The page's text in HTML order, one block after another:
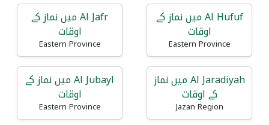
Al Hufuf میں نماز کے
اوقات
Eastern Province
Al Jafr میں نماز کے
اوقات
Eastern Province
Al Jaradiyah میں نماز
کے اوقات
Jazan Region
Al Jubayl میں نماز کے
اوقات
Eastern Province